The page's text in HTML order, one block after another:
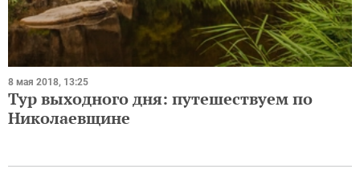
8 мая 2018, 13:25
Тур выходного дня: путешествуем по
Николаевщине